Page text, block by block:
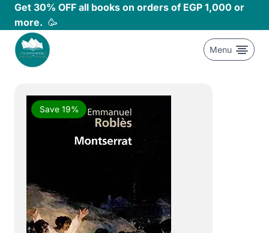
Skip
content
Get 30% OFF all books on orders of EGP 1,000 or
more. 🥳
Menu
Save 19%